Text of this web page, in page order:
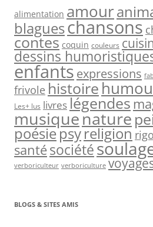
alimentation amour
blagueschansons
contes coquin couleurs
dessins
enfantsexpressions
frivole histoire
Les+ lus livreslégendes
musiquenature
poésiepsyreligion
santésociété
verboriculteur verboriculture
BLOGS & SITES AMIS